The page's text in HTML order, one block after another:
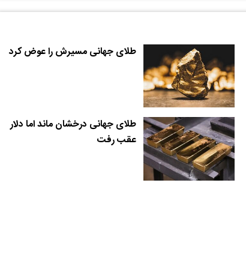
طلای جهانی مسیرش را عوض کرد
طلای جهانی درخشان ماند اما دلار
عقب رفت